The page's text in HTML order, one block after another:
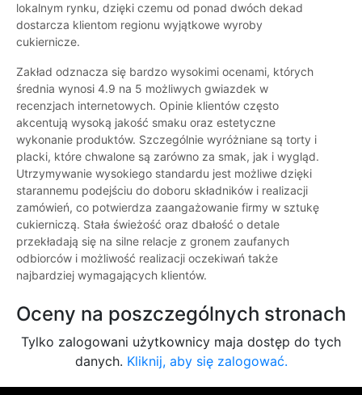
lokalnym rynku, dzięki czemu od ponad dwóch dekad
dostarcza klientom regionu wyjątkowe wyroby
cukiernicze.
Zakład odznacza się bardzo wysokimi ocenami, których
średnia wynosi 4.9 na 5 możliwych gwiazdek w
recenzjach internetowych. Opinie klientów często
akcentują wysoką jakość smaku oraz estetyczne
wykonanie produktów. Szczególnie wyróżniane są torty i
placki, które chwalone są zarówno za smak, jak i wygląd.
Utrzymywanie wysokiego standardu jest możliwe dzięki
starannemu podejściu do doboru składników i realizacji
zamówień, co potwierdza zaangażowanie firmy w sztukę
cukierniczą. Stała świeżość oraz dbałość o detale
przekładają się na silne relacje z gronem zaufanych
odbiorców i możliwość realizacji oczekiwań także
najbardziej wymagających klientów.
Oceny na poszczególnych stronach
Tylko zalogowani użytkownicy maja dostęp do tych
danych. Kliknij, aby się zalogować.